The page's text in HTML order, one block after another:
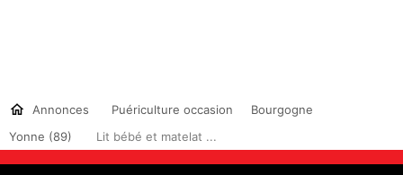
Annonces Puériculture occasion
Bourgogne
Yonne (89)
Lit bébé et matelat ...